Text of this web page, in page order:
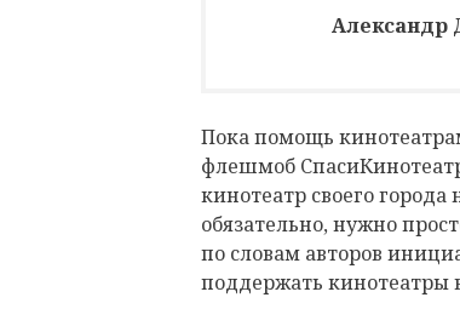
Александр
Пока помощь
флешмоб
кинотеатр своего
обязательно, нужно
по словам авторов
поддержать кинотеатры